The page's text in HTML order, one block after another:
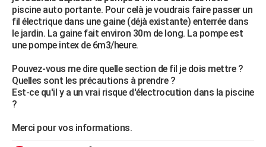
Guides de France
Escapades
Patrimoine
Expositions
Musées
Week-end nature
+LIFESTYLE
Art de vivre
Bien-être
Loisirs
Mode
Modes de vie
SANTE
Alimentation
Guide de la santé
Maladies
Médicaments
Sommeil
VOYAGE
Destinations
City break
Voyage nature
Voyage de noces
Forum
Climat
+PHOTO
piscine auto portante. Pour celà je voudrais faire passer un
fil électrique dans une gaine (déjà existante) enterrée dans
le jardin. La gaine fait environ 30m de long. La pompe est
une pompe intex de 6m3/heure.
Pouvez-vous me dire quelle section de fil je dois mettre ?
Quelles sont les précautions à prendre ?
Est-ce qu'il y a un vrai risque d'électrocution dans la piscine
?
Merci pour vos informations.